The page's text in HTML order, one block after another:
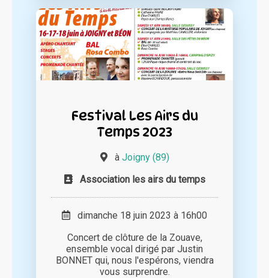
Festival Les Airs du
Temps 2023
à Joigny (89)
Association les airs du temps
dimanche 18 juin 2023 à 16h00
Concert de clôture de la Zouave,
ensemble vocal dirigé par Justin
BONNET qui, nous l'espérons, viendra
vous surprendre.